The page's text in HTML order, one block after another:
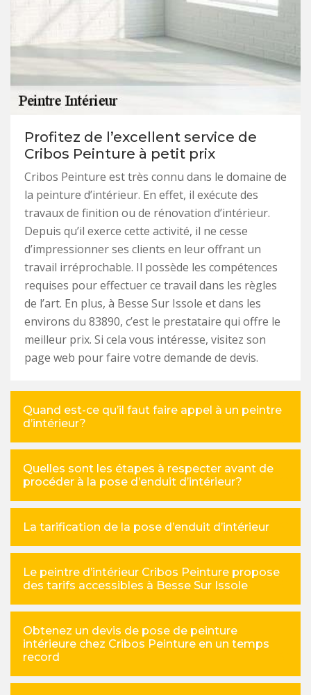
Profitez de l’excellent service de
Cribos Peinture à petit prix
Cribos Peinture est très connu dans le domaine de
la peinture d’intérieur. En effet, il exécute des
travaux de finition ou de rénovation d’intérieur.
Depuis qu’il exerce cette activité, il ne cesse
d’impressionner ses clients en leur offrant un
travail irréprochable. Il possède les compétences
requises pour effectuer ce travail dans les règles
de l’art. En plus, à Besse Sur Issole et dans les
environs du 83890, c’est le prestataire qui offre le
meilleur prix. Si cela vous intéresse, visitez son
page web pour faire votre demande de devis.
Quand est-ce qu’il faut faire appel à un peintre
d’intérieur?
Quelles sont les étapes à respecter avant de
procéder à la pose d’enduit d’intérieur?
La tarification de la pose d’enduit d’intérieur
Le peintre d’intérieur Cribos Peinture propose
des tarifs accessibles à Besse Sur Issole
Obtenez un devis de pose de peinture
intérieure chez Cribos Peinture en un temps
record